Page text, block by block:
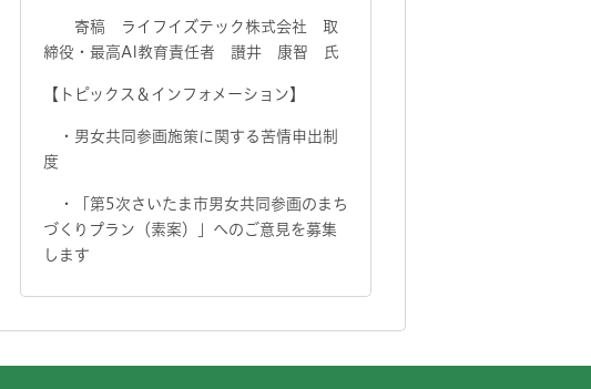
寄稿 ライフイズテック株式会社 取
締役・最高AI教育責任者 讃井 康智 氏
【トピックス＆インフォメーション】
・男女共同参画施策に関する苦情申出制
度
・「第5次さいたま市男女共同参画のまち
づくりプラン（素案）」へのご意見を募集
します